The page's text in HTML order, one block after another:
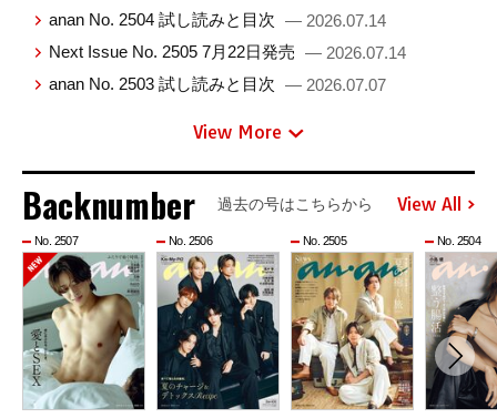
anan No. 2504 試し読みと目次 — 2026.07.14
Next Issue No. 2505 7月22日発売 — 2026.07.14
anan No. 2503 試し読みと目次 — 2026.07.07
View More
Backnumber 過去の号はこちらから View All
No. 2507 No. 2506 No. 2505 No. 2504